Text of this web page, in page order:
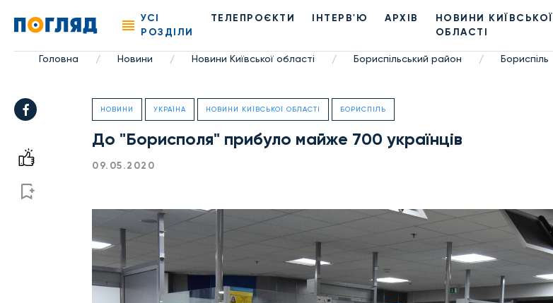
УСІ
РОЗДІЛИ
ТЕЛЕПРОЄКТИ ІНТЕРВ'Ю АРХІВ
НОВИНИ КИЇВСЬКОЇ
ОБЛАСТІ
Головна / Новини / Новини Київської області / Бориспільський район / Бориспіль
НОВИНИ УКРАЇНА НОВИНИ КИЇВСЬКОЇ ОБЛАСТІ БОРИСПІЛЬ
До "Борисполя" прибуло майже 700 українців
09.05.2020